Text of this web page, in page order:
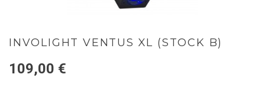
INVOLIGHT VENTUS XL (STOCK B)
109,00 €